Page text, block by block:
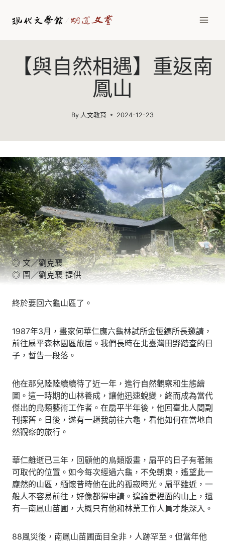
【與自然相遇】重返南
鳳山
By 人文教育 2024-12-23
◎ 文／劉克襄
◎ 圖／劉克襄 提供
終於要回六龜山區了。
1987年3月，畫家何華仁應六龜林試所金恆鑣所長邀請，
前往扇平森林園區旅居。我們長時在北臺灣田野踏查的日
子，暫告一段落。
他在那兒陸陸續續待了近一年，進行自然觀察和生態繪
圖。這一時期的山林養成，讓他迅速蛻變，終而成為當代
傑出的鳥類藝術工作者。在扇平半年後，他回臺北人間副
刊探舊。日後，遂有一趟我前往六龜，看他如何在當地自
然觀察的旅行。
華仁離逝已三年，回顧他的鳥類版畫，扇平的日子有著無
可取代的位置。如今每次經過六龜，不免朝東，遙望此一
龐然的山區，緬懷昔時他在此的孤寂時光。扇平雖近，一
般人不容易前往，好像都得申請。遑論更裡面的山上，還
有一南鳳山苗圃，大概只有他和林業工作人員才能深入。
88風災後，南鳳山苗圃面目全非，人跡罕至。但當年他